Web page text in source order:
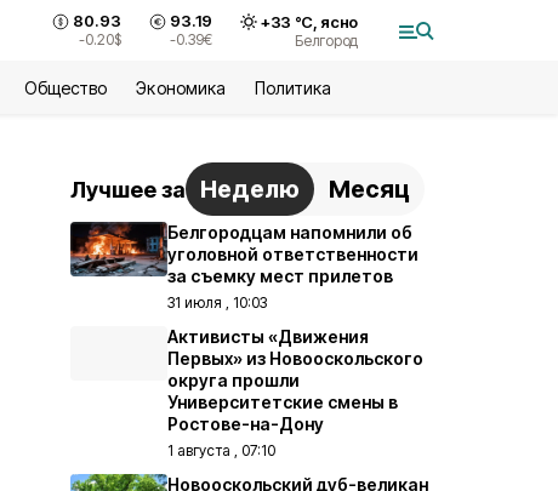
80.93
-0.20$
93.19
-0.39€
+33 °С, ясно
Белгород
Общество Экономика Политика
Лучшее за Неделю Месяц
Белгородцам напомнили об
уголовной ответственности
за съемку мест прилетов
31 июля , 10:03
Активисты «Движения
Первых» из Новооскольского
округа прошли
Университетские смены в
Ростове-на-Дону
1 августа , 07:10
Новооскольский дуб-великан